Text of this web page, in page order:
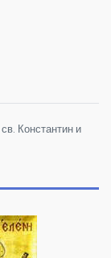
св. Константин и